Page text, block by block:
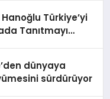
Türkiye’yi
Tanıtmayı
dünyaya
sürdürüyor